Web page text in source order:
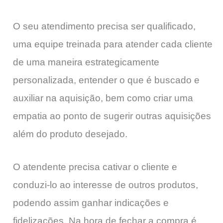
O seu atendimento precisa ser qualificado,
uma equipe treinada para atender cada cliente
de uma maneira estrategicamente
personalizada, entender o que é buscado e
auxiliar na aquisição, bem como criar uma
empatia ao ponto de sugerir outras aquisições
além do produto desejado.
O atendente precisa cativar o cliente e
conduzi-lo ao interesse de outros produtos,
podendo assim ganhar indicações e
fidelizações. Na hora de fechar a compra é